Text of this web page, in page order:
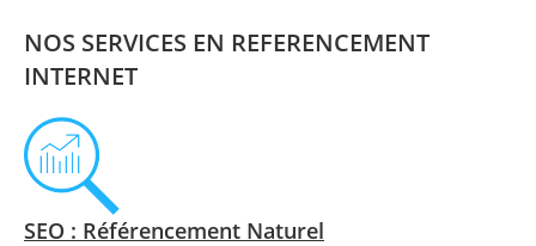
NOS SERVICES EN REFERENCEMENT
INTERNET
SEO : Référencement Naturel